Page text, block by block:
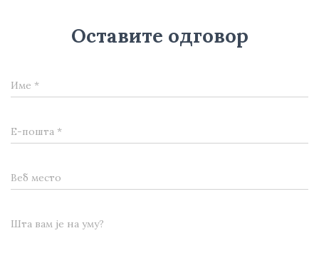
Оставите одговор
Име *
Е-пошта *
Веб место
Шта вам је на уму?